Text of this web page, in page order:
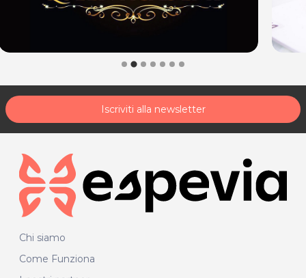
Iscriviti alla newsletter
Chi siamo
Come Funziona